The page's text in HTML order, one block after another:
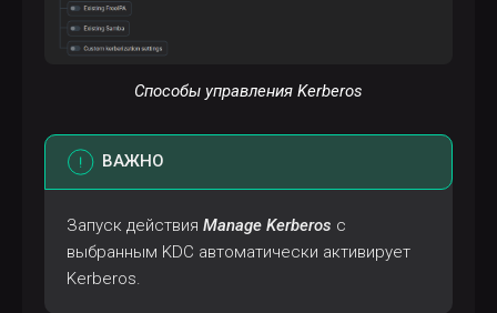
Способы управления Kerberos
ВАЖНО
Запуск действия Manage Kerberos с
выбранным KDC автоматически активирует
Kerberos.